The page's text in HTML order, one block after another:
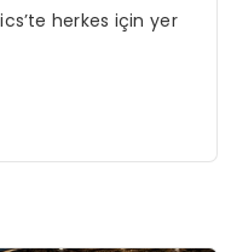
herkes için yer